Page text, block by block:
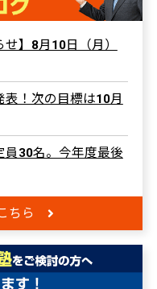
せ】8月10日（月）
表！次の目標は10月
員30名。今年度最後
ちら